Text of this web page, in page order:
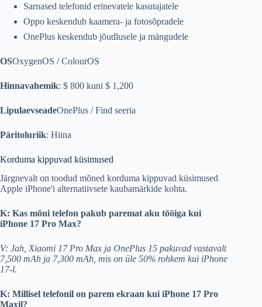
Sarnased telefonid erinevatele kasutajatele
Oppo keskendub kaamera- ja fotosõpradele
OnePlus keskendub jõudlusele ja mängudele
OSOxygenOS / ColourOS
Hinnavahemik: $ 800 kuni $ 1,200
LipulaevseadeOnePlus / Find seeria
Päritoluriik: Hiina
Korduma kippuvad küsimused
Järgnevalt on toodud mõned korduma kippuvad küsimused
Apple iPhone'i alternatiivsete kaubamärkide kohta.
K: Kas mõni telefon pakub paremat aku tööiga kui
iPhone 17 Pro Max?
V: Jah, Xiaomi 17 Pro Max ja OnePlus 15 pakuvad vastavalt
7,500 mAh ja 7,300 mAh, mis on üle 50% rohkem kui iPhone
17-l.
K: Millisel telefonil on parem ekraan kui iPhone 17 Pro
Maxil?